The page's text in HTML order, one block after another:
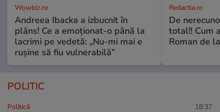
Wowbiz.ro
Andreea Ibacka a izbucnit în
plâns! Ce a emoționat-o până la
lacrimi pe vedetă: „Nu-mi mai e
rușine să fiu vulnerabilă”
Redactia.ro
De
total!! Cum
Roman de
POLITIC
Politică 18:37